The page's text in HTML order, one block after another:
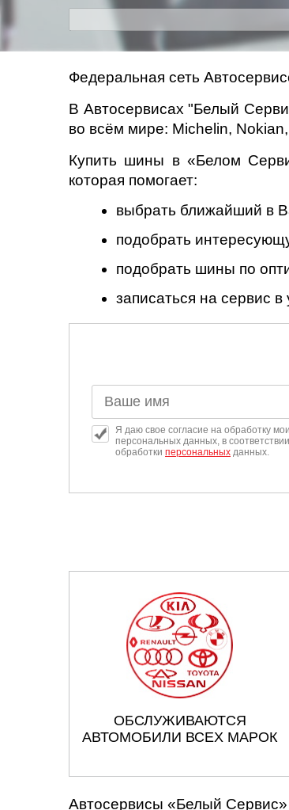
Федеральная сеть
В Автосервисах "Белый
во всём мире: Michelin,
Купить шины в «Белом
которая помогает:
выбрать ближайший в
подобрать
подобрать шины по
записаться на сервис
Я даю свое согласие на обработку
персональных данных, в
обработки персональных данных.
ОБСЛУЖИВАЮТСЯ
АВТОМОБИЛИ ВСЕХ МАРОК
Автосервисы «Белый